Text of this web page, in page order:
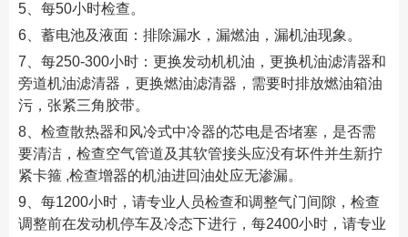
5、每50小时检查。
6、蓄电池及液面：排除漏水，漏燃油，漏机油现象。
7、每250-300小时：更换发动机机油，更换机油滤清器和
旁道机油滤清器，更换燃油滤清器，需要时排放燃油箱油
污，张紧三角胶带。
8、检查散热器和风冷式中冷器的芯电是否堵塞，是否需
要清洁，检查空气管道及其软管接头应没有坏件并生新拧
紧卡箍 ,检查增器的机油进回油处应无渗漏。
9、每1200小时，请专业人员检查和调整气门间隙，检查
调整前在发动机停车及冷态下进行，每2400小时，请专业